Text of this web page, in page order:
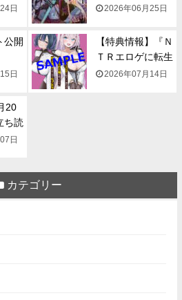
日
一...2026年06月25日
公開
日
【特典情報】『Ｎ
ＴＲエロゲに転生
して...
2026年07月14日
20
ち読
日
カテゴリー